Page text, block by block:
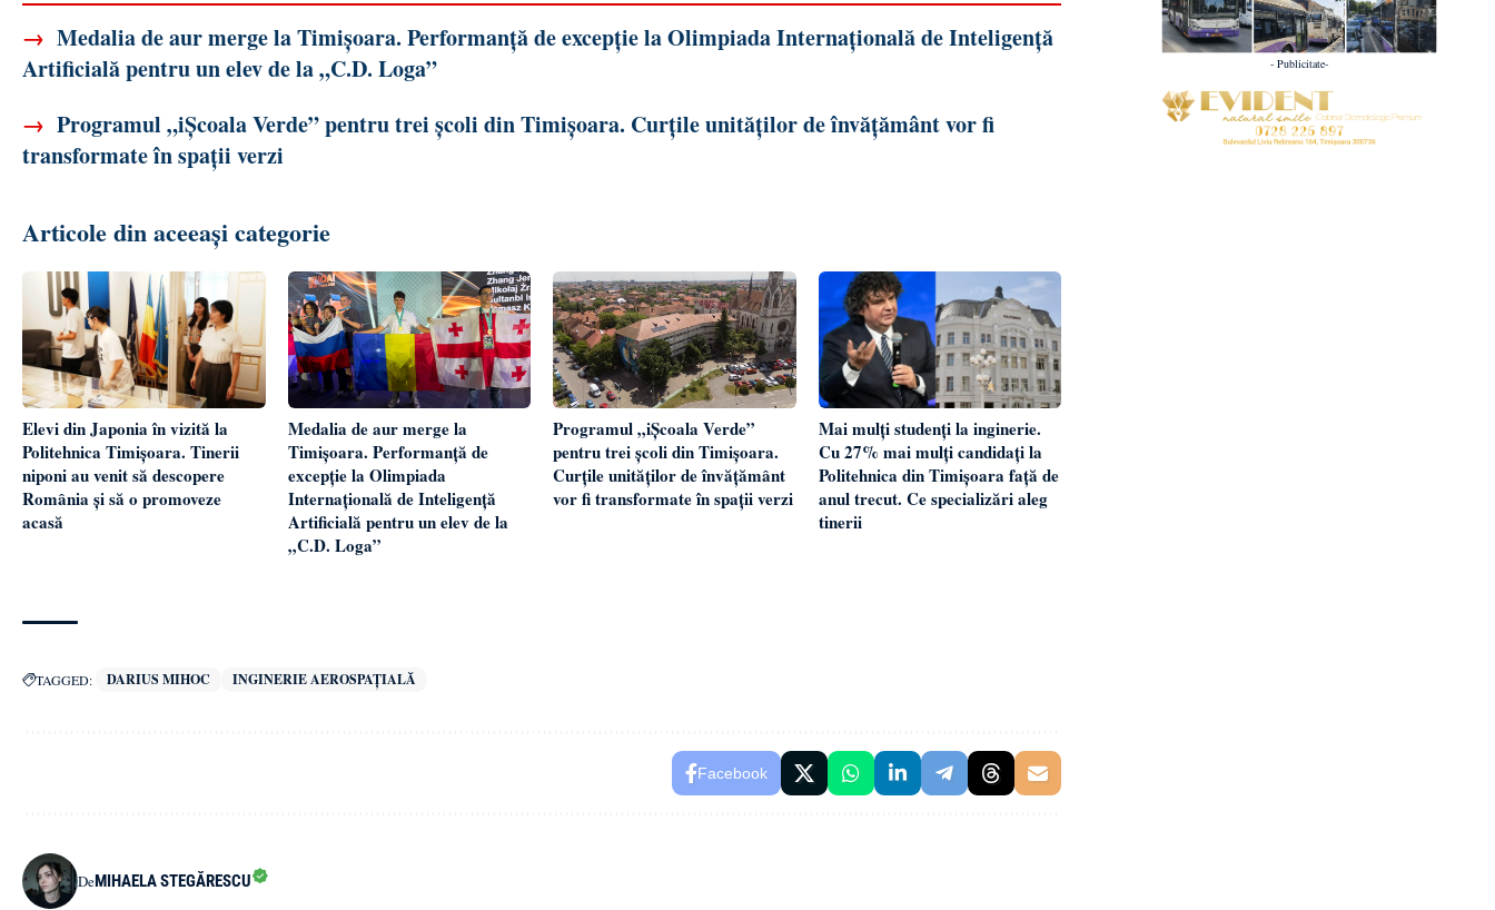
→ Medalia de aur merge la Timișoara. Performanță de excepție la Olimpiada Internațională de Inteligență
Artificială pentru un elev de la „C.D. Loga”
→ Programul „iȘcoala Verde” pentru trei școli din Timișoara. Curțile unităților de învățământ vor fi
transformate în spații verzi
Articole din aceeași categorie
Elevi din Japonia în vizită la
Politehnica Timișoara. Tinerii
niponi au venit să descopere
România și să o promoveze
acasă
Medalia de aur merge la
Timișoara. Performanță de
excepție la Olimpiada
Internațională de Inteligență
Artificială pentru un elev de la
„C.D. Loga”
Programul „iȘcoala Verde”
pentru trei școli din Timișoara.
Curțile unităților de învățământ
vor fi transformate în spații verzi
Mai mulți studenți la inginerie.
Cu 27% mai mulți candidați la
Politehnica din Timișoara față de
anul trecut. Ce specializări aleg
tinerii
TAGGED: DARIUS MIHOC INGINERIE AEROSPAȚIALĂ
Facebook
DeMIHAELA STEGĂRESCU
- Publicitate-